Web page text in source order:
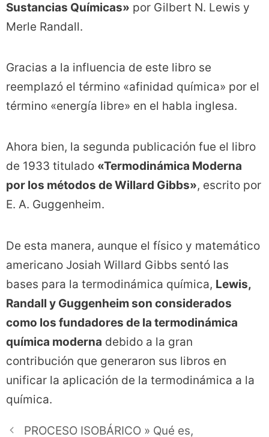
Sustancias Químicas» por Gilbert N. Lewis y
Merle Randall.
Gracias a la influencia de este libro se
reemplazó el término «afinidad química» por el
término «energía libre» en el habla inglesa.
Ahora bien, la segunda publicación fue el libro
de 1933 titulado «Termodinámica Moderna
por los métodos de Willard Gibbs», escrito por
E. A. Guggenheim.
De esta manera, aunque el físico y matemático
americano Josiah Willard Gibbs sentó las
bases para la termodinámica química, Lewis,
Randall y Guggenheim son considerados
como los fundadores de la termodinámica
química moderna debido a la gran
contribución que generaron sus libros en
unificar la aplicación de la termodinámica a la
química.
PROCESO ISOBÁRICO » Qué es,